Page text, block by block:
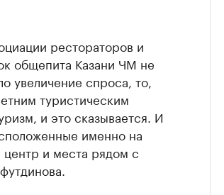
рестораторов и
общепита Казани ЧМ не
увеличение спроса, то,
туристическим
и это сказывается. И
именно на
и места рядом с